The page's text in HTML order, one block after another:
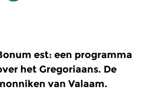
est: een programma
het Gregoriaans. De
van Valaam.